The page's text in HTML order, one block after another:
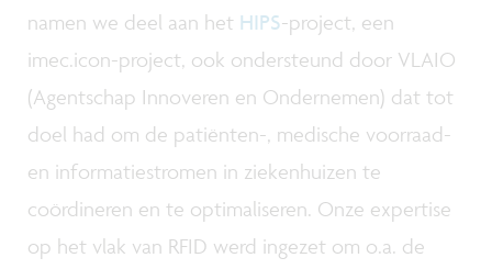
namen we deel aan het HIPS-project, een
imec.icon-project, ook ondersteund door VLAIO
(Agentschap Innoveren en Ondernemen) dat tot
doel had om de patiënten-, medische voorraad-
en informatiestromen in ziekenhuizen te
coördineren en te optimaliseren. Onze expertise
op het vlak van RFID werd ingezet om o.a. de